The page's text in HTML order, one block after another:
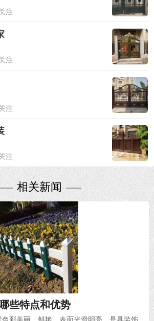
注
注
注
注
相关新闻
些特点和优势